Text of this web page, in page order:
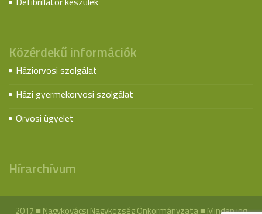
Közérdekű információk
Háziorvosi szolgálat
Házi gyermekorvosi szolgálat
Orvosi ügyelet
Hírarchívum
2017 ■ Nagykovácsi Nagyközség Önkormányzata ■ Minden jog